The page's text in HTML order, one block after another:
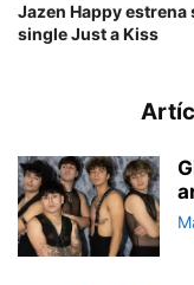
Jazen Happy estrena
single Just a Kiss